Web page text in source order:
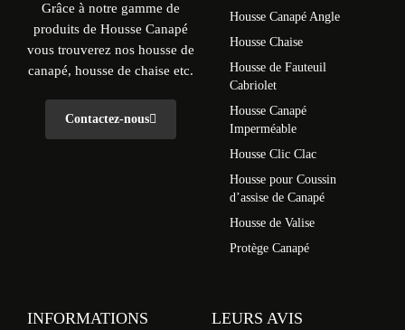
Grâce à notre gamme de
produits de Housse Canapé
vous trouverez nos housse de
canapé, housse de chaise etc.
Contactez-nous
Housse Canapé Angle
Housse Chaise
Housse de Fauteuil
Cabriolet
Housse Canapé
Imperméable
Housse Clic Clac
Housse pour Coussin
d’assise de Canapé
Housse de Valise
Protège Canapé
INFORMATIONS LEURS AVIS